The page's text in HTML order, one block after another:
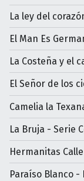
La ley del
El Man Es
La Costeña y el
El Señor de los
Camelia la
La Bruja - Serie
Hermanitas
Paraíso Blanco -